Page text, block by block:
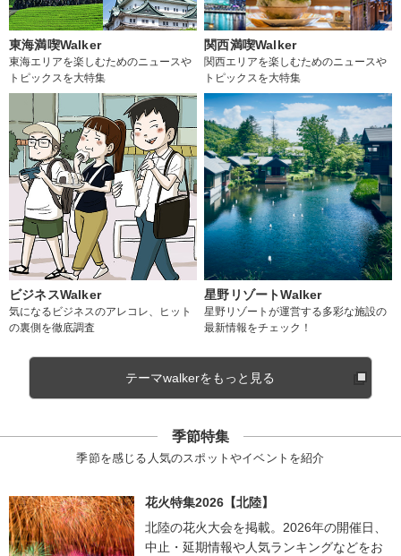
東海満喫Walker
東海エリアを楽しむためのニュースや
トピックスを大特集
関西満喫Walker
関西エリアを楽しむためのニュースや
トピックスを大特集
ビジネスWalker
気になるビジネスのアレコレ、ヒット
の裏側を徹底調査
星野リゾートWalker
星野リゾートが運営する多彩な施設の
最新情報をチェック！
テーマwalkerをもっと見る
季節特集
季節を感じる人気のスポットやイベントを紹介
花火特集2026【北陸】
北陸の花火大会を掲載。2026年の開催日、
中止・延期情報や人気ランキングなどをお